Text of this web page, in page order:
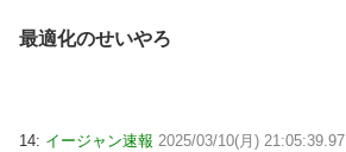
最適化のせいやろ
14: イージャン速報 2025/03/10(月) 21:05:39.97